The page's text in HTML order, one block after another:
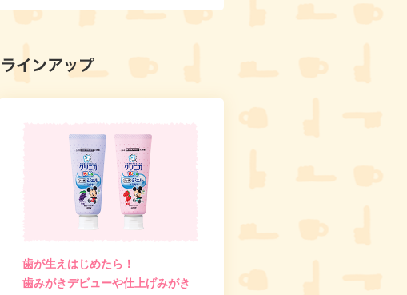
歯が生えはじめたら！
歯みがきデビューや仕上げみがき